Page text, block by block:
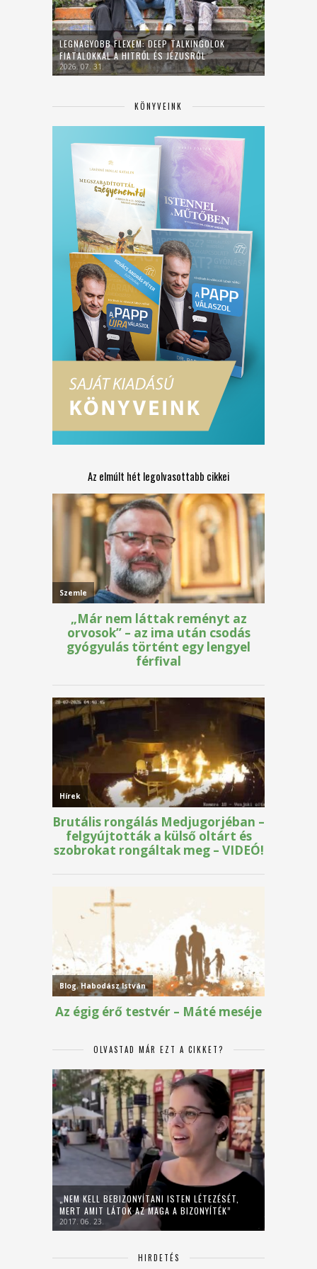
LEGNAGYOBB FLEXEM: DEEP TALKINGOLOK
FIATALOKKAL A HITRŐL ÉS JÉZUSRÓL
2026. 07. 31.
KÖNYVEINK
Az elmúlt hét legolvasottabb cikkei
OLVASTAD MÁR EZT A CIKKET?
„NEM KELL BEBIZONYÍTANI ISTEN LÉTEZÉSÉT,
MERT AMIT LÁTOK AZ MAGA A BIZONYÍTÉK”
2017. 06. 23.
HIRDETÉS